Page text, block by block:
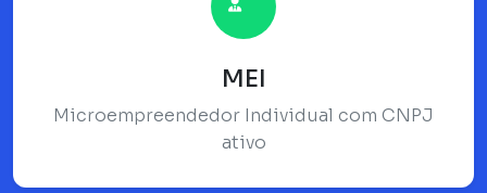
MEI
Microempreendedor Individual com CNPJ
ativo